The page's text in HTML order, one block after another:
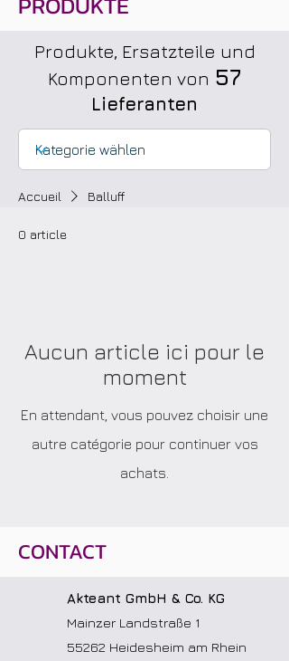
Produkte, Ersatzteile und
Komponenten von 57
Lieferanten
Accueil Balluff
0 article
Aucun article ici pour le
moment
En attendant, vous pouvez choisir une
autre catégorie pour continuer vos
achats.
CONTACT
Akteant GmbH & Co. KG
Mainzer Landstraße 1
55262 Heidesheim am Rhein